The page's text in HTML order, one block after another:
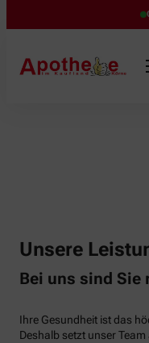
Unsere
Bei uns sind Sie
Ihre Gesundheit ist das
Deshalb setzt unser